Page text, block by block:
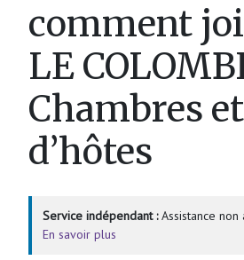
comment
LE
Chambres
d’hôtes
Service indépendant :Assistance non
En savoir plus